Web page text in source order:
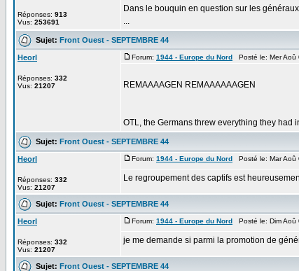
Réponses: 913
Vus: 253691
Dans le bouquin en question sur les
...
Sujet: Front Ouest - SEPTEMBRE 44
Heorl
Réponses: 332
Vus: 21207
Forum: 1944 - Europe du Nord Posté le: Mer
REMAAAAGEN REMAAAAAAGEN
OTL, the Germans threw everything they had
Sujet: Front Ouest - SEPTEMBRE 44
Heorl
Réponses: 332
Vus: 21207
Forum: 1944 - Europe du Nord Posté le: Mar
Le regroupement des captifs est
Sujet: Front Ouest - SEPTEMBRE 44
Heorl
Réponses: 332
Vus: 21207
Forum: 1944 - Europe du Nord Posté le: Dim
je me demande si parmi la promotion de
Sujet: Front Ouest - SEPTEMBRE 44